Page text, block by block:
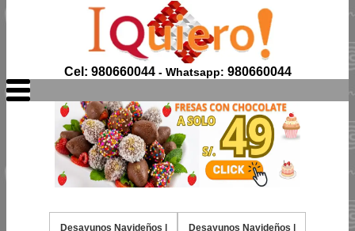
Cel: 980660044- Whatsapp: 980660044
Desayunos Navideños |
Desayunos Navideños |